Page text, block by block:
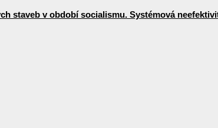
staveb v období socialismu. Systémová